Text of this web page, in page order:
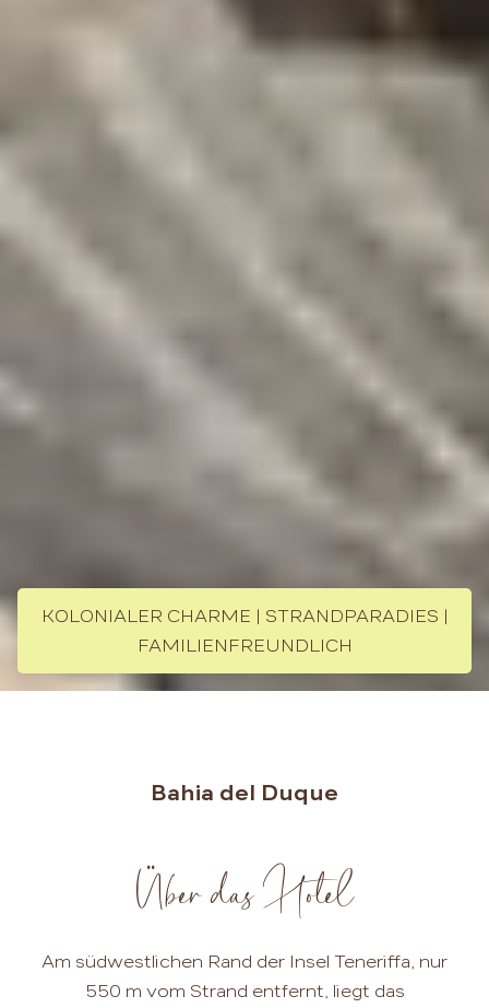
KOLONIALER CHARME | STRANDPARADIES |
FAMILIENFREUNDLICH
Bahia del Duque
Über das Hotel
Am südwestlichen Rand der Insel Teneriffa, nur
550 m vom Strand entfernt, liegt das